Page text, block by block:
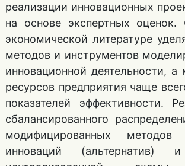
реализации инновационных
на основе экспертных
экономической литературе
методов и инструментов
инновационной деятельности,
ресурсов предприятия чаще
показателей эффективности.
сбалансированного
модифицированных методов
инноваций (альтернатив)